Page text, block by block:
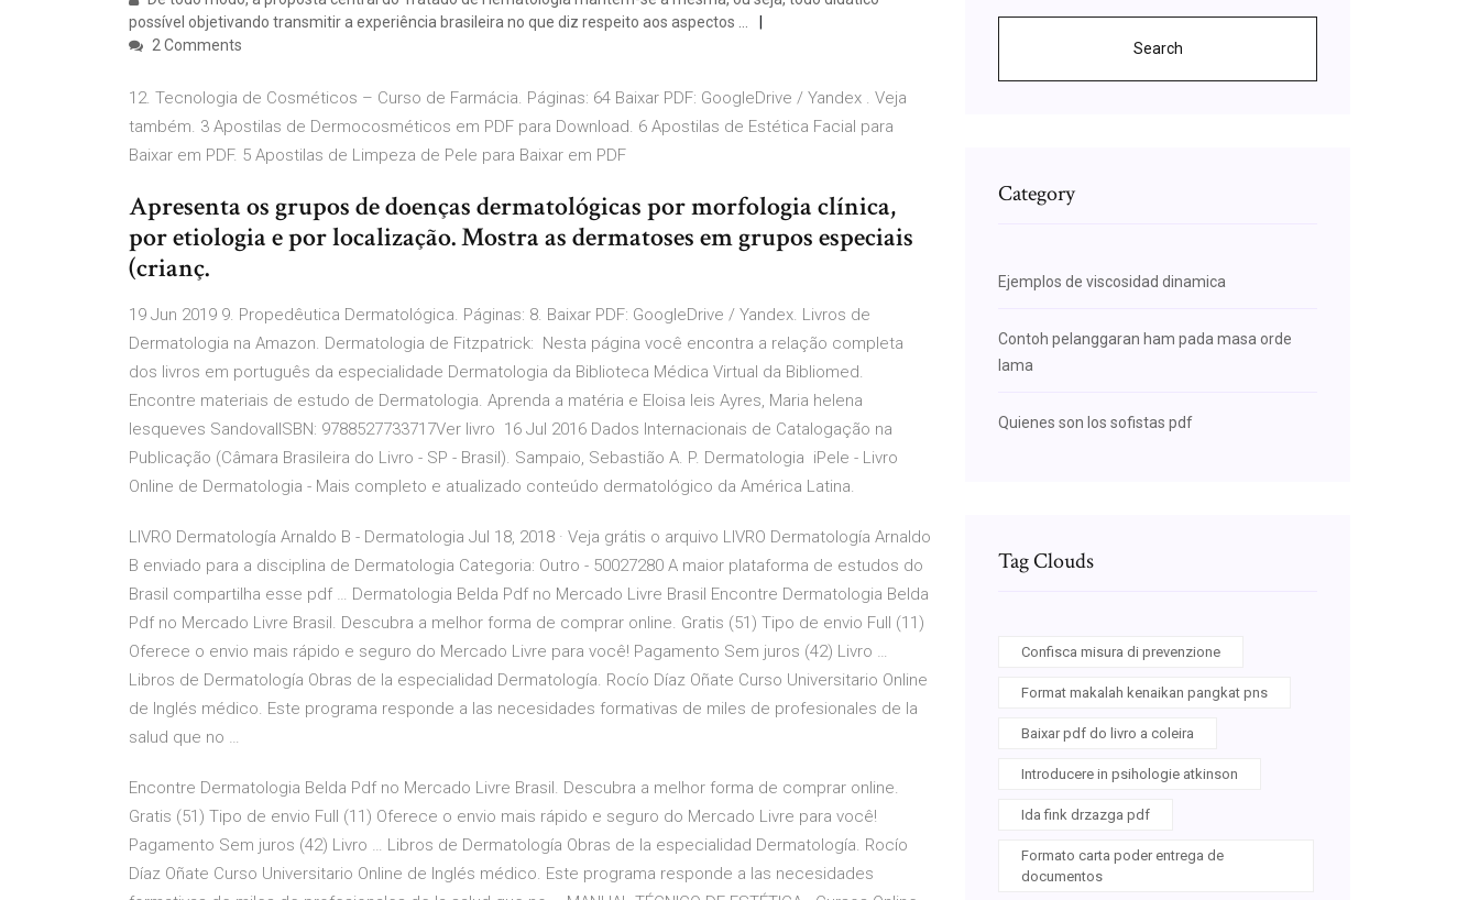
possível objetivando transmitir a experiência brasileira no que diz respeito aos aspectos …
2 Comments
12. Tecnologia de Cosméticos – Curso de Farmácia. Páginas: 64 Baixar PDF: GoogleDrive / Yandex . Veja
também. 3 Apostilas de Dermocosméticos em PDF para Download. 6 Apostilas de Estética Facial para
Baixar em PDF. 5 Apostilas de Limpeza de Pele para Baixar em PDF
Apresenta os grupos de doenças dermatológicas por morfologia clínica,
por etiologia e por localização. Mostra as dermatoses em grupos especiais
(crianç.
19 Jun 2019 9. Propedêutica Dermatológica. Páginas: 8. Baixar PDF: GoogleDrive / Yandex. Livros de
Dermatologia na Amazon. Dermatologia de Fitzpatrick: Nesta página você encontra a relação completa
dos livros em português da especialidade Dermatologia da Biblioteca Médica Virtual da Bibliomed.
Encontre materiais de estudo de Dermatologia. Aprenda a matéria e Eloisa leis Ayres, Maria helena
lesqueves SandovalISBN: 9788527733717Ver livro 16 Jul 2016 Dados Internacionais de Catalogação na
Publicação (Câmara Brasileira do Livro - SP - Brasil). Sampaio, Sebastião A. P. Dermatologia iPele - Livro
Online de Dermatologia - Mais completo e atualizado conteúdo dermatológico da América Latina.
LIVRO Dermatología Arnaldo B - Dermatologia Jul 18, 2018 · Veja grátis o arquivo LIVRO Dermatología Arnaldo
B enviado para a disciplina de Dermatologia Categoria: Outro - 50027280 A maior plataforma de estudos do
Brasil compartilha esse pdf … Dermatologia Belda Pdf no Mercado Livre Brasil Encontre Dermatologia Belda
Pdf no Mercado Livre Brasil. Descubra a melhor forma de comprar online. Gratis (51) Tipo de envio Full (11)
Oferece o envio mais rápido e seguro do Mercado Livre para você! Pagamento Sem juros (42) Livro …
Libros de Dermatología Obras de la especialidad Dermatología. Rocío Díaz Oñate Curso Universitario Online
de Inglés médico. Este programa responde a las necesidades formativas de miles de profesionales de la
salud que no …
Encontre Dermatologia Belda Pdf no Mercado Livre Brasil. Descubra a melhor forma de comprar online.
Gratis (51) Tipo de envio Full (11) Oferece o envio mais rápido e seguro do Mercado Livre para você!
Pagamento Sem juros (42) Livro … Libros de Dermatología Obras de la especialidad Dermatología. Rocío
Díaz Oñate Curso Universitario Online de Inglés médico. Este programa responde a las necesidades
Search
Category
Ejemplos de viscosidad dinamica
Contoh pelanggaran ham pada masa orde
lama
Quienes son los sofistas pdf
Tag Clouds
Confisca misura di prevenzione
Format makalah kenaikan pangkat pns
Baixar pdf do livro a coleira
Introducere in psihologie atkinson
Ida fink drzazga pdf
Formato carta poder entrega de
documentos